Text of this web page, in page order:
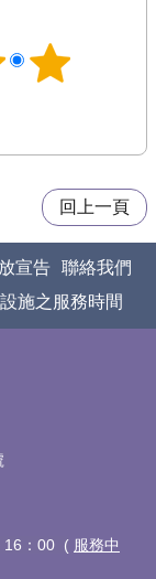
回上一頁
宣告 聯絡我們
施之服務時間
16：00 ( 服務中